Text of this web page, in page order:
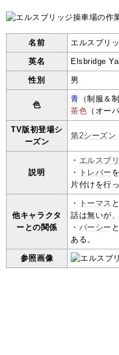
名前 エルスブリ
英名 Elsbridge
性別 男
色
青 （制服＆
茶色 （オー
TV版初登場シ
ーズン
第2シーズン
説明
・ エルスブ
・
トレバー
片付けを行っ
他キャラクタ
ーとの関係
・ トーマス と
話は無いが
・ パーシー と
ある。
参照画像